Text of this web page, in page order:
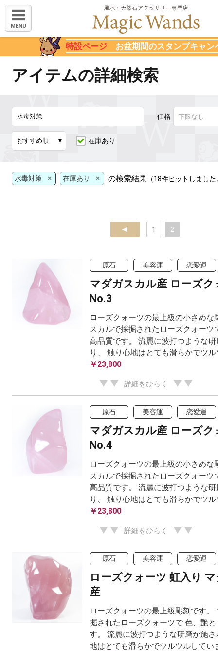
MENU
特設ページ お盆期間のスタンプキャン
アイテムの詳細検索
価格
在庫あり
水毒対策 × 在庫あり × の検索結果 （18件ヒットしまし
prev 1 2
原石 美容運 恋愛運
マダガスカル産 ローズク
No.3
ローズクォーツの最上級の小さめな
スカルで採掘されたローズクォーツ
高品質です。 流麗に波打つような
り、 触り心地はとても滑らかでツ
￥23,800
詳細をひらく
原石 美容運 恋愛運
マダガスカル産 ローズク
No.4
ローズクォーツの最上級の小さめな
スカルで採掘されたローズクォーツ
高品質です。 流麗に波打つような
り、 触り心地はとても滑らかでツ
￥23,800
詳細をひらく
原石 美容運 恋愛運
ローズクォーツ 虹入り
産
ローズクォーツの最上級彫刻です。
掘されたローズクォーツで 色、艶
す。 流麗に波打つような研磨が施
地はとても滑らかでツルツルしてい